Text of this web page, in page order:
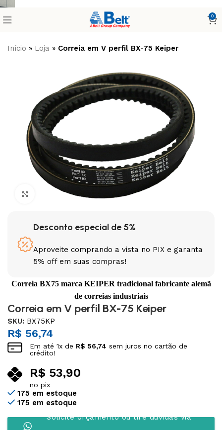
0
Início » Loja » Correia em V perfil BX-75 Keiper
Clique para ampliar
Desconto especial de 5%
Aproveite comprando a vista no PIX e garanta
5% off em suas compras!
Correia BX75 marca KEIPER tradicional fabricante alemã
de correias industriais
Correia em V perfil BX-75 Keiper
SKU: BX75KP
R$ 56,74
Em até1x de R$ 56,74 sem juros no cartão de
crédito!
R$ 53,90
no pix
175 em estoque
175 em estoque
Solicite orçamento ou tire dúvidas via